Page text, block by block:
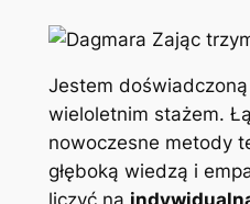
Jestem
wieloletnim stażem.
nowoczesne metody
głęboką wiedzą i